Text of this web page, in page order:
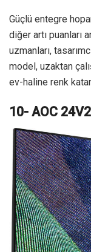
Güçlü entegre
diğer artı puanları
uzmanları,
model, uzaktan
ev-haline renk
10- AOC